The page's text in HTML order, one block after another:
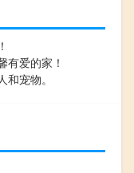
有爱的家！
宠物。